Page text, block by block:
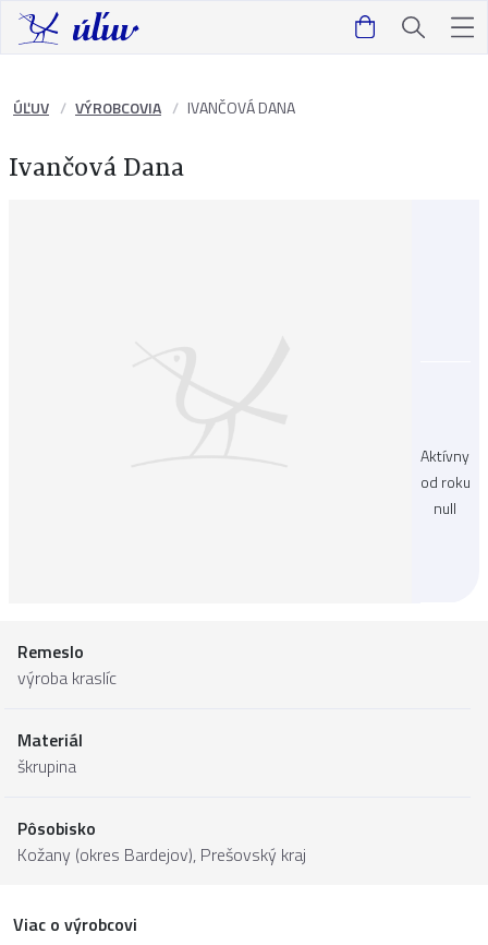
ÚĽUV VÝROBCOVIA IVANČOVÁ DANA
Ivančová Dana
Aktívny
od roku
null
Remeslo
výroba kraslíc
Materiál
škrupina
Pôsobisko
Kožany (okres Bardejov), Prešovský kraj
Viac o výrobcovi